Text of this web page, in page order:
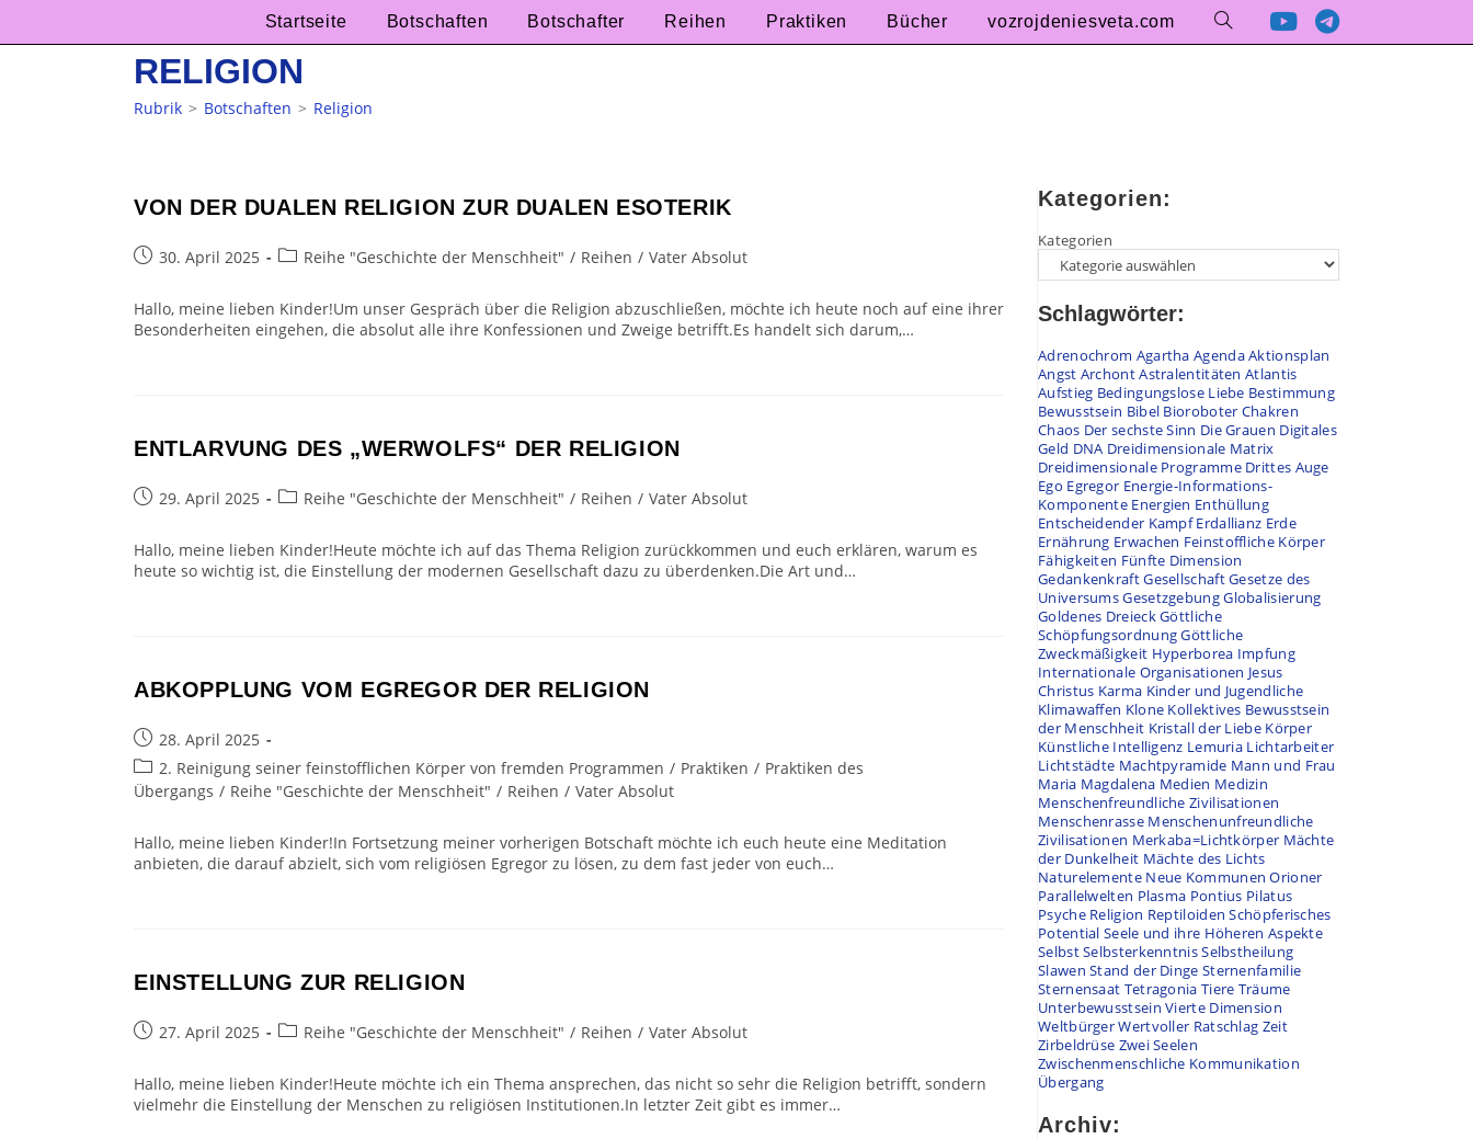
springen
Startseite Botschaften Botschafter Reihen Praktiken Bücher vozrojdeniesveta.com Website-
RELIGION
Rubrik > Botschaften > Religion
VON DER DUALEN RELIGION ZUR DUALEN ESOTERIK
Beitrag30. April 2025
Beitrags-
Reihe "Geschichte der Menschheit" / Reihen / Vater Absolut
Hallo, meine lieben Kinder!Um unser Gespräch über die Religion abzuschließen, möchte ich heute noch auf eine ihrer
Besonderheiten eingehen, die absolut alle ihre Konfessionen und Zweige betrifft.Es handelt sich darum,…
ENTLARVUNG DES „WERWOLFS“ DER RELIGION
Beitrag29. April 2025
Beitrags-
Reihe "Geschichte der Menschheit" / Reihen / Vater Absolut
Hallo, meine lieben Kinder!Heute möchte ich auf das Thema Religion zurückkommen und euch erklären, warum es
heute so wichtig ist, die Einstellung der modernen Gesellschaft dazu zu überdenken.Die Art und…
ABKOPPLUNG VOM EGREGOR DER RELIGION
Beitrag
veröffentlicht:
28. April 2025
Beitrags-
Kategorie:
2. Reinigung seiner feinstofflichen Körper von fremden Programmen / Praktiken / Praktiken des
Übergangs / Reihe "Geschichte der Menschheit" / Reihen / Vater Absolut
Hallo, meine lieben Kinder!In Fortsetzung meiner vorherigen Botschaft möchte ich euch heute eine Meditation
anbieten, die darauf abzielt, sich vom religiösen Egregor zu lösen, zu dem fast jeder von euch…
EINSTELLUNG ZUR RELIGION
Beitrag27. April 2025
Beitrags-
Reihe "Geschichte der Menschheit" / Reihen / Vater Absolut
Hallo, meine lieben Kinder!Heute möchte ich ein Thema ansprechen, das nicht so sehr die Religion betrifft, sondern
vielmehr die Einstellung der Menschen zu religiösen Institutionen.In letzter Zeit gibt es immer…
Kategorien:
Kategorien
Schlagwörter:
Adrenochrom Agartha AgendaAktionsplan
Angst ArchontAstralentitäten Atlantis
Aufstieg Bedingungslose Liebe Bestimmung
Bewusstsein Bibel Bioroboter Chakren
Chaos Der sechste Sinn Die Grauen Digitales
Geld DNA Dreidimensionale Matrix
Dreidimensionale Programme Drittes Auge
Ego Egregor Energie-Informations-
Komponente Energien Enthüllung
Entscheidender Kampf Erdallianz Erde
Ernährung Erwachen Feinstoffliche Körper
Fähigkeiten Fünfte Dimension
GedankenkraftGesellschaftGesetze des
UniversumsGesetzgebungGlobalisierung
Goldenes DreieckGöttliche
SchöpfungsordnungGöttliche
Zweckmäßigkeit Hyperborea Impfung
Internationale Organisationen Jesus
Christus Karma Kinder und Jugendliche
Klimawaffen Klone Kollektives Bewusstsein
der Menschheit Kristall der Liebe Körper
Künstliche Intelligenz Lemuria Lichtarbeiter
Lichtstädte Machtpyramide Mann und Frau
Maria Magdalena Medien Medizin
Menschenfreundliche Zivilisationen
Menschenrasse Menschenunfreundliche
Zivilisationen Merkaba=Lichtkörper Mächte
der Dunkelheit Mächte des Lichts
Naturelemente Neue Kommunen Orioner
Parallelwelten Plasma Pontius Pilatus
Psyche Religion Reptiloiden Schöpferisches
Potential Seele und ihre Höheren Aspekte
SelbstSelbsterkenntnisSelbstheilung
Slawen Stand der Dinge Sternenfamilie
Sternensaat Tetragonia Tiere Träume
Unterbewusstsein Vierte Dimension
WeltbürgerWertvoller Ratschlag Zeit
Zirbeldrüse Zwei Seelen
Zwischenmenschliche Kommunikation
Übergang
Archiv: